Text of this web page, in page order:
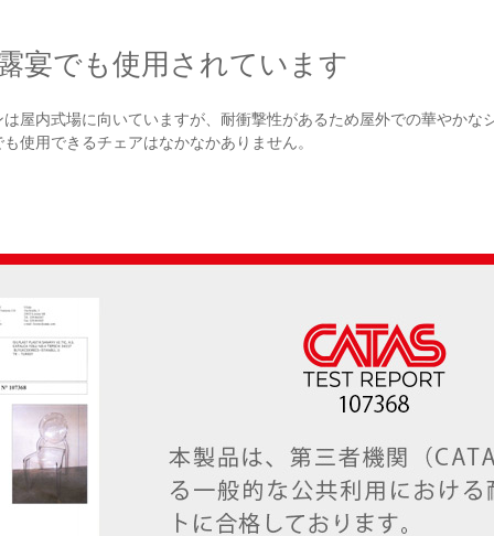
宴でも使用されています
屋内式場に向いていますが、耐衝撃性があるため屋外での華やかな
使用できるチェアはなかなかありません。